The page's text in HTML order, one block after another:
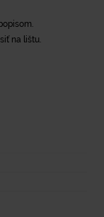
na lištu.